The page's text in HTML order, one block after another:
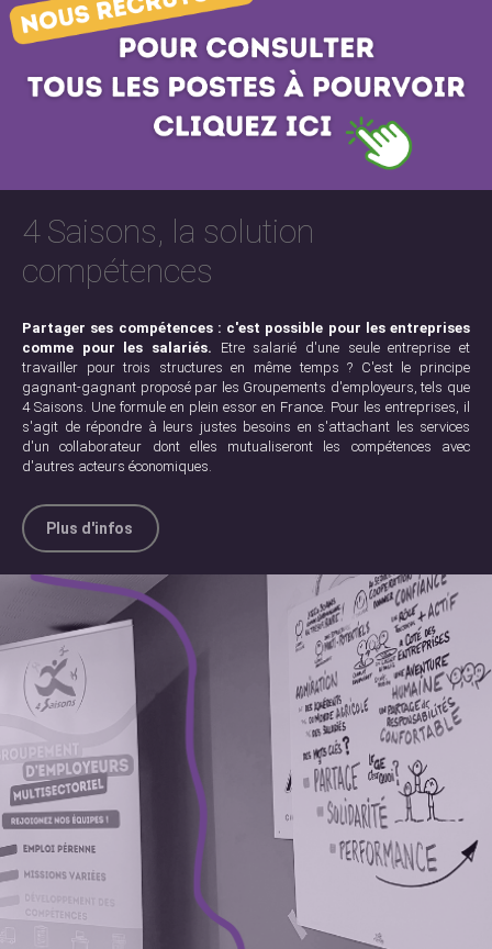
4 Saisons, la solution
compétences
Partager ses compétences : c'est possible pour les entreprises
comme pour les salariés. Etre salarié d'une seule entreprise et
travailler pour trois structures en même temps ? C'est le principe
gagnant-gagnant proposé par les Groupements d'employeurs, tels que
4 Saisons. Une formule en plein essor en France. Pour les entreprises, il
s'agit de répondre à leurs justes besoins en s'attachant les services
d'un collaborateur dont elles mutualiseront les compétences avec
d'autres acteurs économiques.
Plus d'infos